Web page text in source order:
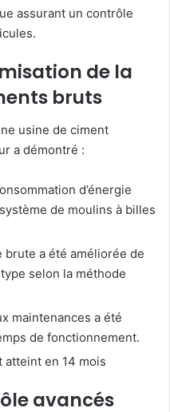
assurant un contrôle
de la
bruts
usine de ciment
a démontré :
d’énergie
de moulins à billes
brute a été améliorée de
selon la méthode
maintenances a été
de fonctionnement.
atteint en 14 mois
avancés